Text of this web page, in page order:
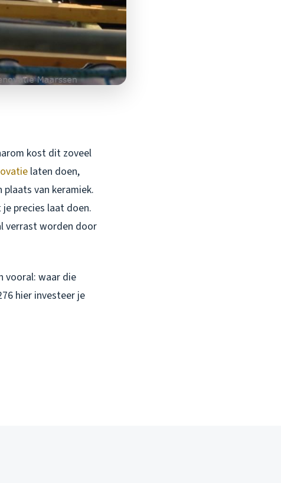
kost dit zoveel
laten doen,
van keramiek.
precies laat doen.
verrast worden door
vooral: waar die
hier investeer je